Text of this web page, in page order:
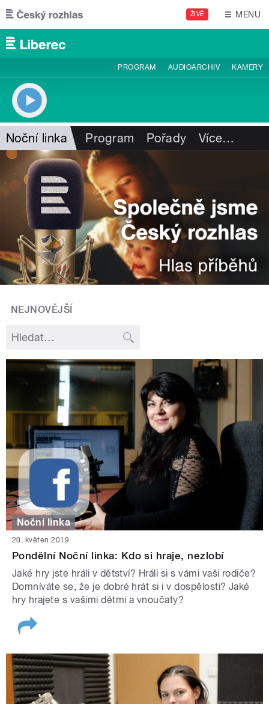
Přejít k hlavnímu obsahu
ŽIVĚ MENU
PROGRAM AUDIOARCHIV KAMERY
Noční linka Program Pořady Více…
NEJNOVĚJŠÍ
Noční linka
20. květen 2019
Pondělní Noční linka: Kdo si hraje, nezlobí
Jaké hry jste hráli v dětství? Hráli si s vámi vaši rodiče?
Domníváte se, že je dobré hrát si i v dospělosti? Jaké
hry hrajete s vašimi dětmi a vnoučaty?